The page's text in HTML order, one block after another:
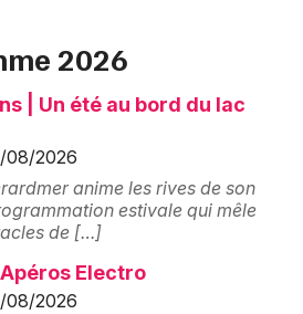
2026
| Un été au bord du lac
08/2026
anime les rives de son
estivale qui mêle
de […]
Electro
08/2026